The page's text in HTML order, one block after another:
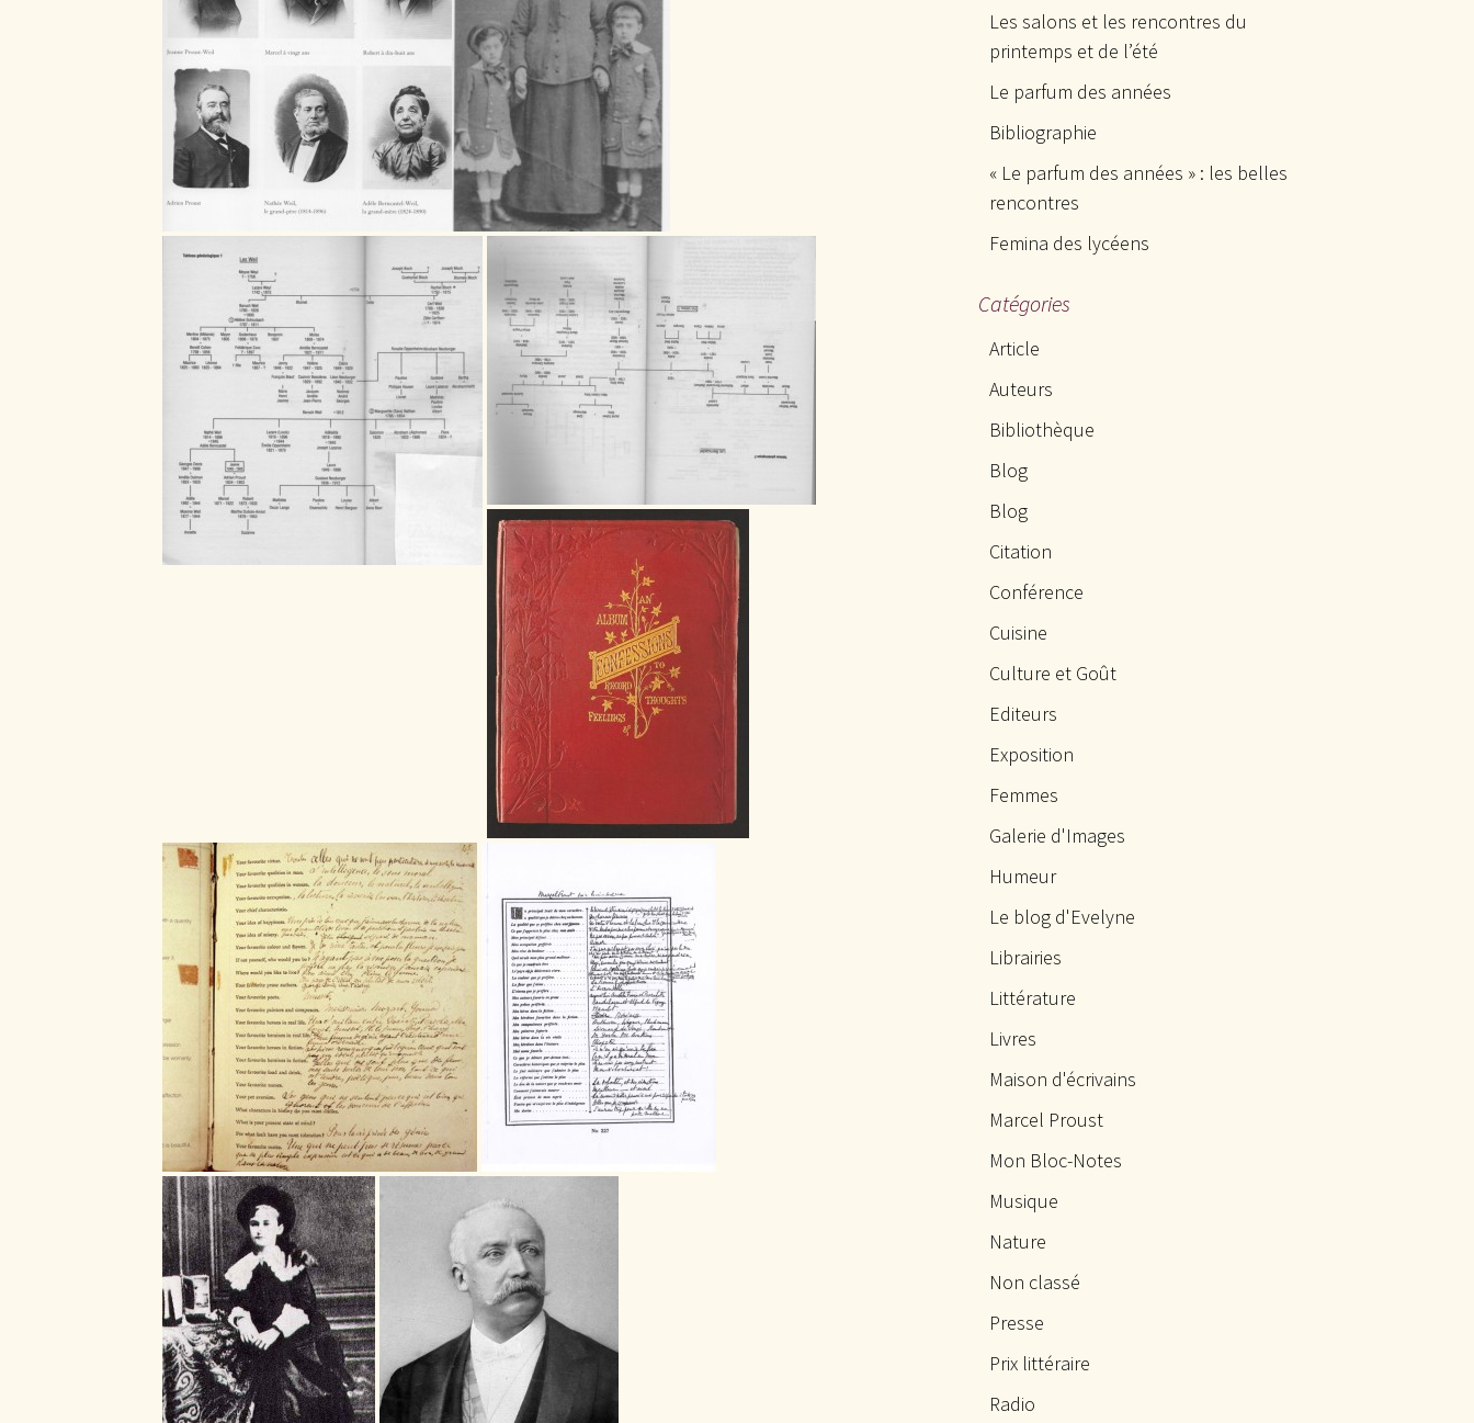
Les salons et les rencontres du
printemps et de l’été
Le parfum des années
Bibliographie
« Le parfum des années » : les belles
rencontres
Femina des lycéens
Catégories
Article
Auteurs
Bibliothèque
Blog
Blog
Citation
Conférence
Cuisine
Culture et Goût
Editeurs
Exposition
Femmes
Galerie d'Images
Humeur
Le blog d'Evelyne
Librairies
Littérature
Livres
Maison d'écrivains
Marcel Proust
Mon Bloc-Notes
Musique
Nature
Non classé
Presse
Prix littéraire
Radio